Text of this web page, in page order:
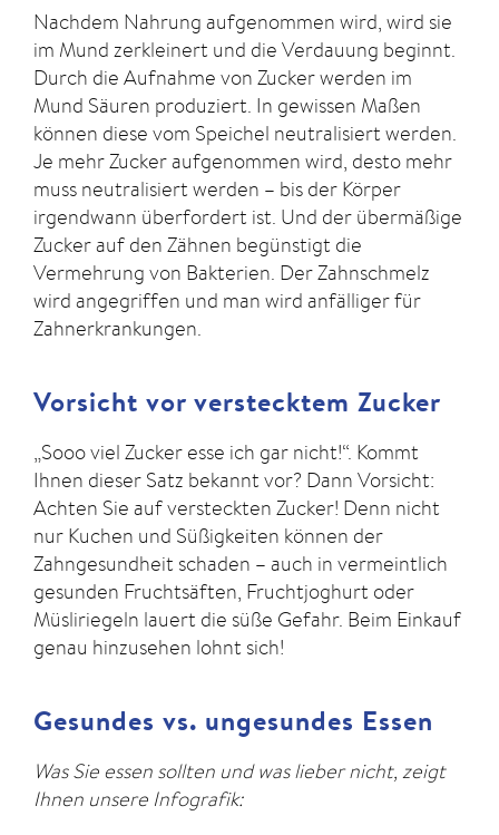
Nachdem Nahrung aufgenommen wird, wird sie
im Mund zerkleinert und die Verdauung beginnt.
Durch die Aufnahme von Zucker werden im
Mund Säuren produziert. In gewissen Maßen
können diese vom Speichel neutralisiert werden.
Je mehr Zucker aufgenommen wird, desto mehr
muss neutralisiert werden – bis der Körper
irgendwann überfordert ist. Und der übermäßige
Zucker auf den Zähnen begünstigt die
Vermehrung von Bakterien. Der Zahnschmelz
wird angegriffen und man wird anfälliger für
Zahnerkrankungen.
Vorsicht vor verstecktem Zucker
„Sooo viel Zucker esse ich gar nicht!“. Kommt
Ihnen dieser Satz bekannt vor? Dann Vorsicht:
Achten Sie auf versteckten Zucker! Denn nicht
nur Kuchen und Süßigkeiten können der
Zahngesundheit schaden – auch in vermeintlich
gesunden Fruchtsäften, Fruchtjoghurt oder
Müsliriegeln lauert die süße Gefahr. Beim Einkauf
genau hinzusehen lohnt sich!
Gesundes vs. ungesundes Essen
Was Sie essen sollten und was lieber nicht, zeigt
Ihnen unsere Infografik: